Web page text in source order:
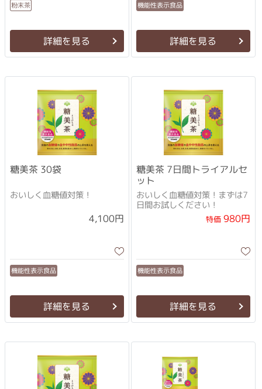
粉末茶
詳細を見る
機能性表示食品
詳細を見る
糖美茶 30袋
おいしく血糖値対策！
4,100円
機能性表示食品
詳細を見る
糖美茶 7日間トライアルセ
ット
おいしく血糖値対策！まずは7
日間お試しください！
特価980円
機能性表示食品
詳細を見る